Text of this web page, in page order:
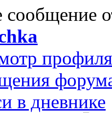
сообщение
профиля
в дневнике